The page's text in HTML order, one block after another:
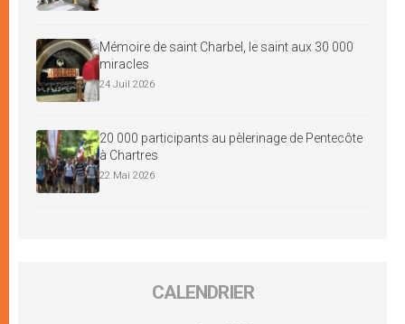
Mémoire de saint Charbel, le saint aux 30 000
miracles
24 Juil 2026
20 000 participants au pèlerinage de Pentecôte
à Chartres
22 Mai 2026
CALENDRIER